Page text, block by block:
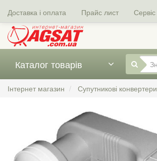
Доставка і оплата Прайс лист Сервіс
Каталог товарів
Інтернет магазин Супутникові конвертери